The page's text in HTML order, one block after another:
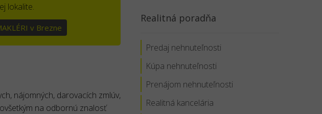
lokalite.
v Brezne
nájomných, darovacích zmlúv,
na odbornú znalosť
Realitná poradňa
Predaj nehnuteľnosti
Kúpa nehnuteľnosti
Prenájom nehnuteľnosti
Realitná kancelária